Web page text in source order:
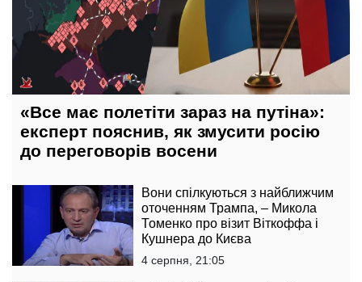
«Все має полетіти зараз на путіна»:
експерт пояснив, як змусити росію
до переговорів восени
Вони спілкуються з найближчим
оточенням Трампа, – Микола
Томенко про візит Віткоффа і
Кушнера до Києва
4 серпня, 21:05